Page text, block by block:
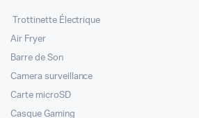
Trottinette Électrique
Air Fryer
Barre de Son
Camera surveillance
Carte microSD
Casque Gaming